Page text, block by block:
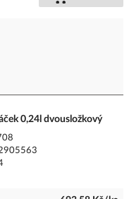
0,24l dvousložkový